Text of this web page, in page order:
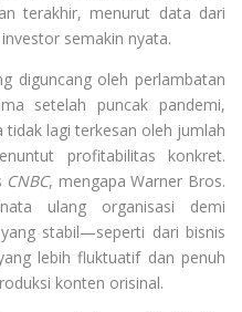
terakhir, menurut data dari
semakin nyata.
diguncang oleh perlambatan
setelah puncak pandemi,
tidak lagi terkesan oleh jumlah
profitabilitas konkret.
CNBC, mengapa Warner Bros.
ulang organisasi demi
stabil—seperti dari bisnis
lebih fluktuatif dan penuh
konten orisinal.